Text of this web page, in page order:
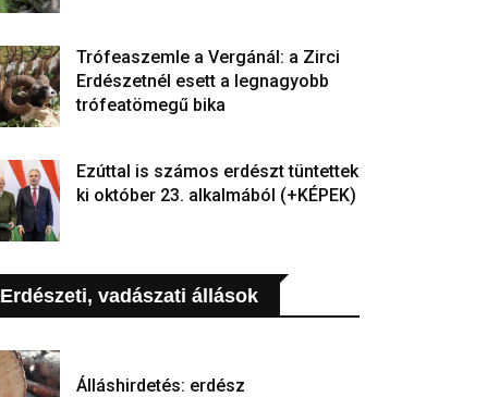
Trófeaszemle a Vergánál: a Zirci
Erdészetnél esett a legnagyobb
trófeatömegű bika
Ezúttal is számos erdészt tüntettek
ki október 23. alkalmából (+KÉPEK)
Erdészeti, vadászati állások
Álláshirdetés: erdész